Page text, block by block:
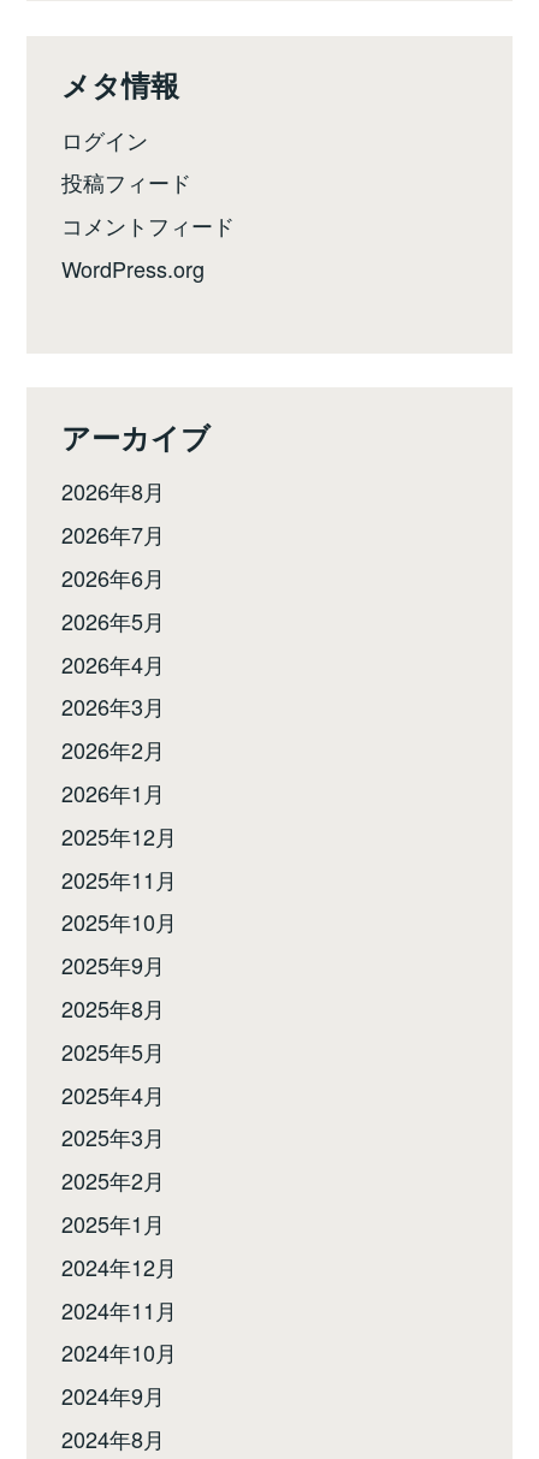
メタ情報
ログイン
投稿フィード
コメントフィード
WordPress.org
アーカイブ
2026年8月
2026年7月
2026年6月
2026年5月
2026年4月
2026年3月
2026年2月
2026年1月
2025年12月
2025年11月
2025年10月
2025年9月
2025年8月
2025年5月
2025年4月
2025年3月
2025年2月
2025年1月
2024年12月
2024年11月
2024年10月
2024年9月
2024年8月